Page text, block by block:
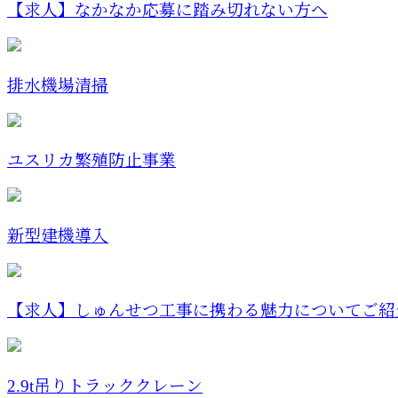
【求人】なかなか応募に踏み切れない方へ
排水機場清掃
ユスリカ繁殖防止事業
新型建機導入
【求人】しゅんせつ工事に携わる魅力についてご
2.9t吊りトラッククレーン